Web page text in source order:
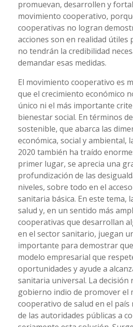
promuevan, desarrollen y
movimiento cooperativo,
cooperativas no logran
acciones son en realidad útiles
no tendrán la credibilidad
demandar esas medidas.
El movimiento cooperativo es
que el crecimiento económico
único ni el más importante
bienestar social. En términos
sostenible, que abarca las
económica, social y ambiental,
2020 también ha traído
primer lugar, se aprecia una
profundización de las
niveles, sobre todo en el
sanitaria básica. En este tema,
salud y, en un sentido más
cooperativas que desarrollan
en el sector sanitario, juegan
importante para demostrar
modelo empresarial que
oportunidades y ayude a
sanitaria universal. La decisión
gobierno indio de promover el
cooperativo de salud en el
de las autoridades públicas a